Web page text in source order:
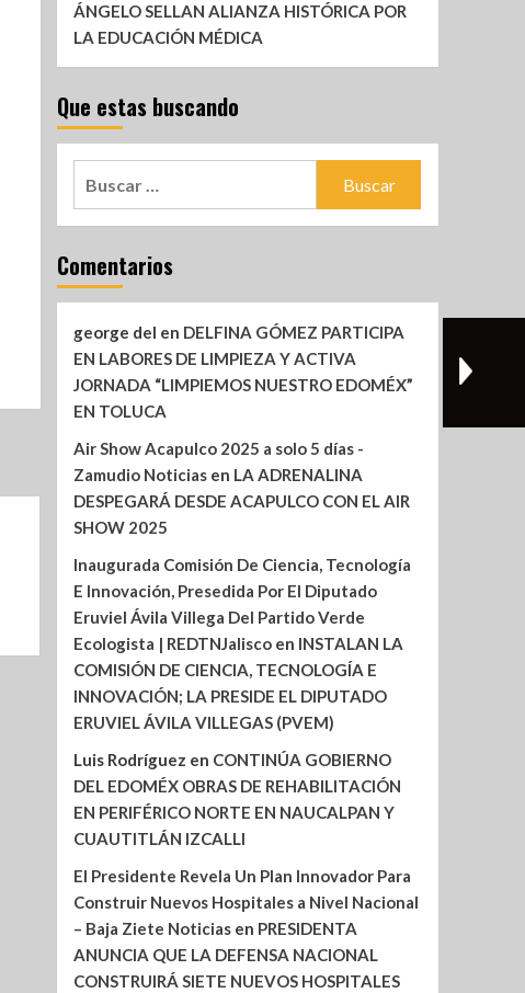
ÁNGELO SELLAN ALIANZA HISTÓRICA POR
LA EDUCACIÓN MÉDICA
Que estas buscando
Comentarios
george del en DELFINA GÓMEZ PARTICIPA
EN LABORES DE LIMPIEZA Y ACTIVA
JORNADA “LIMPIEMOS NUESTRO EDOMÉX”
EN TOLUCA
Air Show Acapulco 2025 a solo 5 días -
Zamudio Noticiasen LA ADRENALINA
DESPEGARÁ DESDE ACAPULCO CON EL AIR
SHOW 2025
Inaugurada Comisión De Ciencia, Tecnología
E Innovación, Presedida Por El Diputado
Eruviel Ávila Villega Del Partido Verde
Ecologista | REDTNJaliscoen INSTALAN LA
COMISIÓN DE CIENCIA, TECNOLOGÍA E
INNOVACIÓN; LA PRESIDE EL DIPUTADO
ERUVIEL ÁVILA VILLEGAS (PVEM)
Luis Rodríguez en CONTINÚA GOBIERNO
DEL EDOMÉX OBRAS DE REHABILITACIÓN
EN PERIFÉRICO NORTE EN NAUCALPAN Y
CUAUTITLÁN IZCALLI
El Presidente Revela Un Plan Innovador Para
Construir Nuevos Hospitales a Nivel Nacional
– Baja Ziete Noticiasen PRESIDENTA
ANUNCIA QUE LA DEFENSA NACIONAL
CONSTRUIRÁ SIETE NUEVOS HOSPITALES